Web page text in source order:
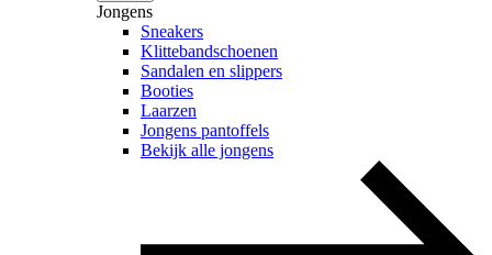
Jongens
Sneakers
Klittebandschoenen
Sandalen en slippers
Booties
Laarzen
Jongens pantoffels
Bekijk alle jongens